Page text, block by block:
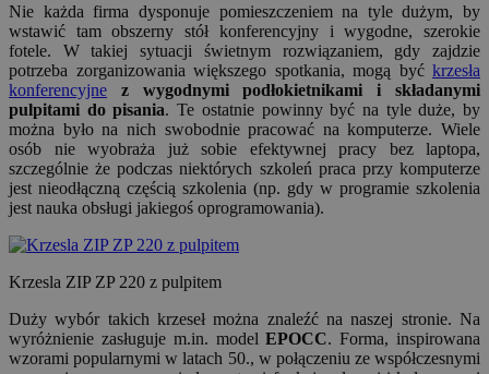
Nie każda firma dysponuje pomieszczeniem na tyle dużym, by
wstawić tam obszerny stół konferencyjny i wygodne, szerokie
fotele. W takiej sytuacji świetnym rozwiązaniem, gdy zajdzie
potrzeba zorganizowania większego spotkania, mogą być krzesła
konferencyjne
z wygodnymi podłokietnikami i składanymi
pulpitami do pisania. Te ostatnie powinny być na tyle duże, by
można było na nich swobodnie pracować na komputerze. Wiele
osób nie wyobraża już sobie efektywnej pracy bez laptopa,
szczególnie że podczas niektórych szkoleń praca przy komputerze
jest nieodłączną częścią szkolenia (np. gdy w programie szkolenia
jest nauka obsługi jakiegoś oprogramowania).
Krzesla ZIP ZP 220 z pulpitem
Duży wybór takich krzeseł można znaleźć na naszej stronie. Na
wyróżnienie zasługuje m.in. modelEPOCC. Forma, inspirowana
wzorami popularnymi w latach 50., w połączeniu ze współczesnymi